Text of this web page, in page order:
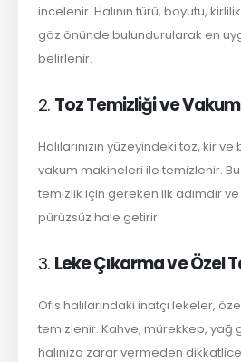
incelenir. Halının türü, boyutu,
göz önünde bulundurularak en
belirlenir.
2. Toz Temizliği ve
Halılarınızın yüzeyindeki toz, kir
vakum makineleri ile temizlenir.
temizlik için gereken ilk adımdır ve
pürüzsüz hale getirir.
3. Leke Çıkarma ve Özel
Ofis halılarındaki inatçı lekeler,
temizlenir. Kahve, mürekkep, yağ
halınıza zarar vermeden dikkatlice